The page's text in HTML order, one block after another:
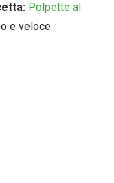
Polpette al
e veloce.